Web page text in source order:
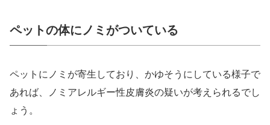
ペットの体にノミがついている
ペットにノミが寄生しており、かゆそうにしている様子で
あれば、ノミアレルギー性皮膚炎の疑いが考えられるでし
ょう。